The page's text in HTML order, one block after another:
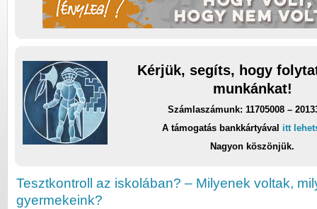
Kérjük, segíts, hogy
munkánkat!
Számlaszámunk: 11705008 –
A támogatás bankkártyával itt
Nagyon köszönjük.
Tesztkontroll az iskolában? – Milyenek voltak,
gyermekeink?